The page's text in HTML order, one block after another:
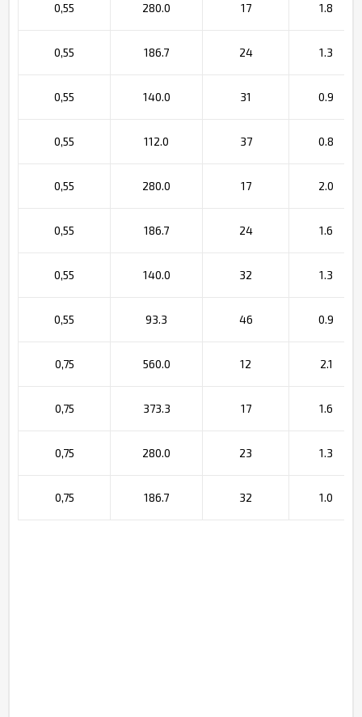
0,55 280.0 17 1.8
0,55 186.7 24 1.3
0,55 140.0 31 0.9
0,55 112.0 37 0.8
0,55 280.0 17 2.0
0,55 186.7 24 1.6
0,55 140.0 32 1.3
0,55 93.3 46 0.9
0,75 560.0 12 2.1
0,75 373.3 17 1.6
0,75 280.0 23 1.3
0,75 186.7 32 1.0